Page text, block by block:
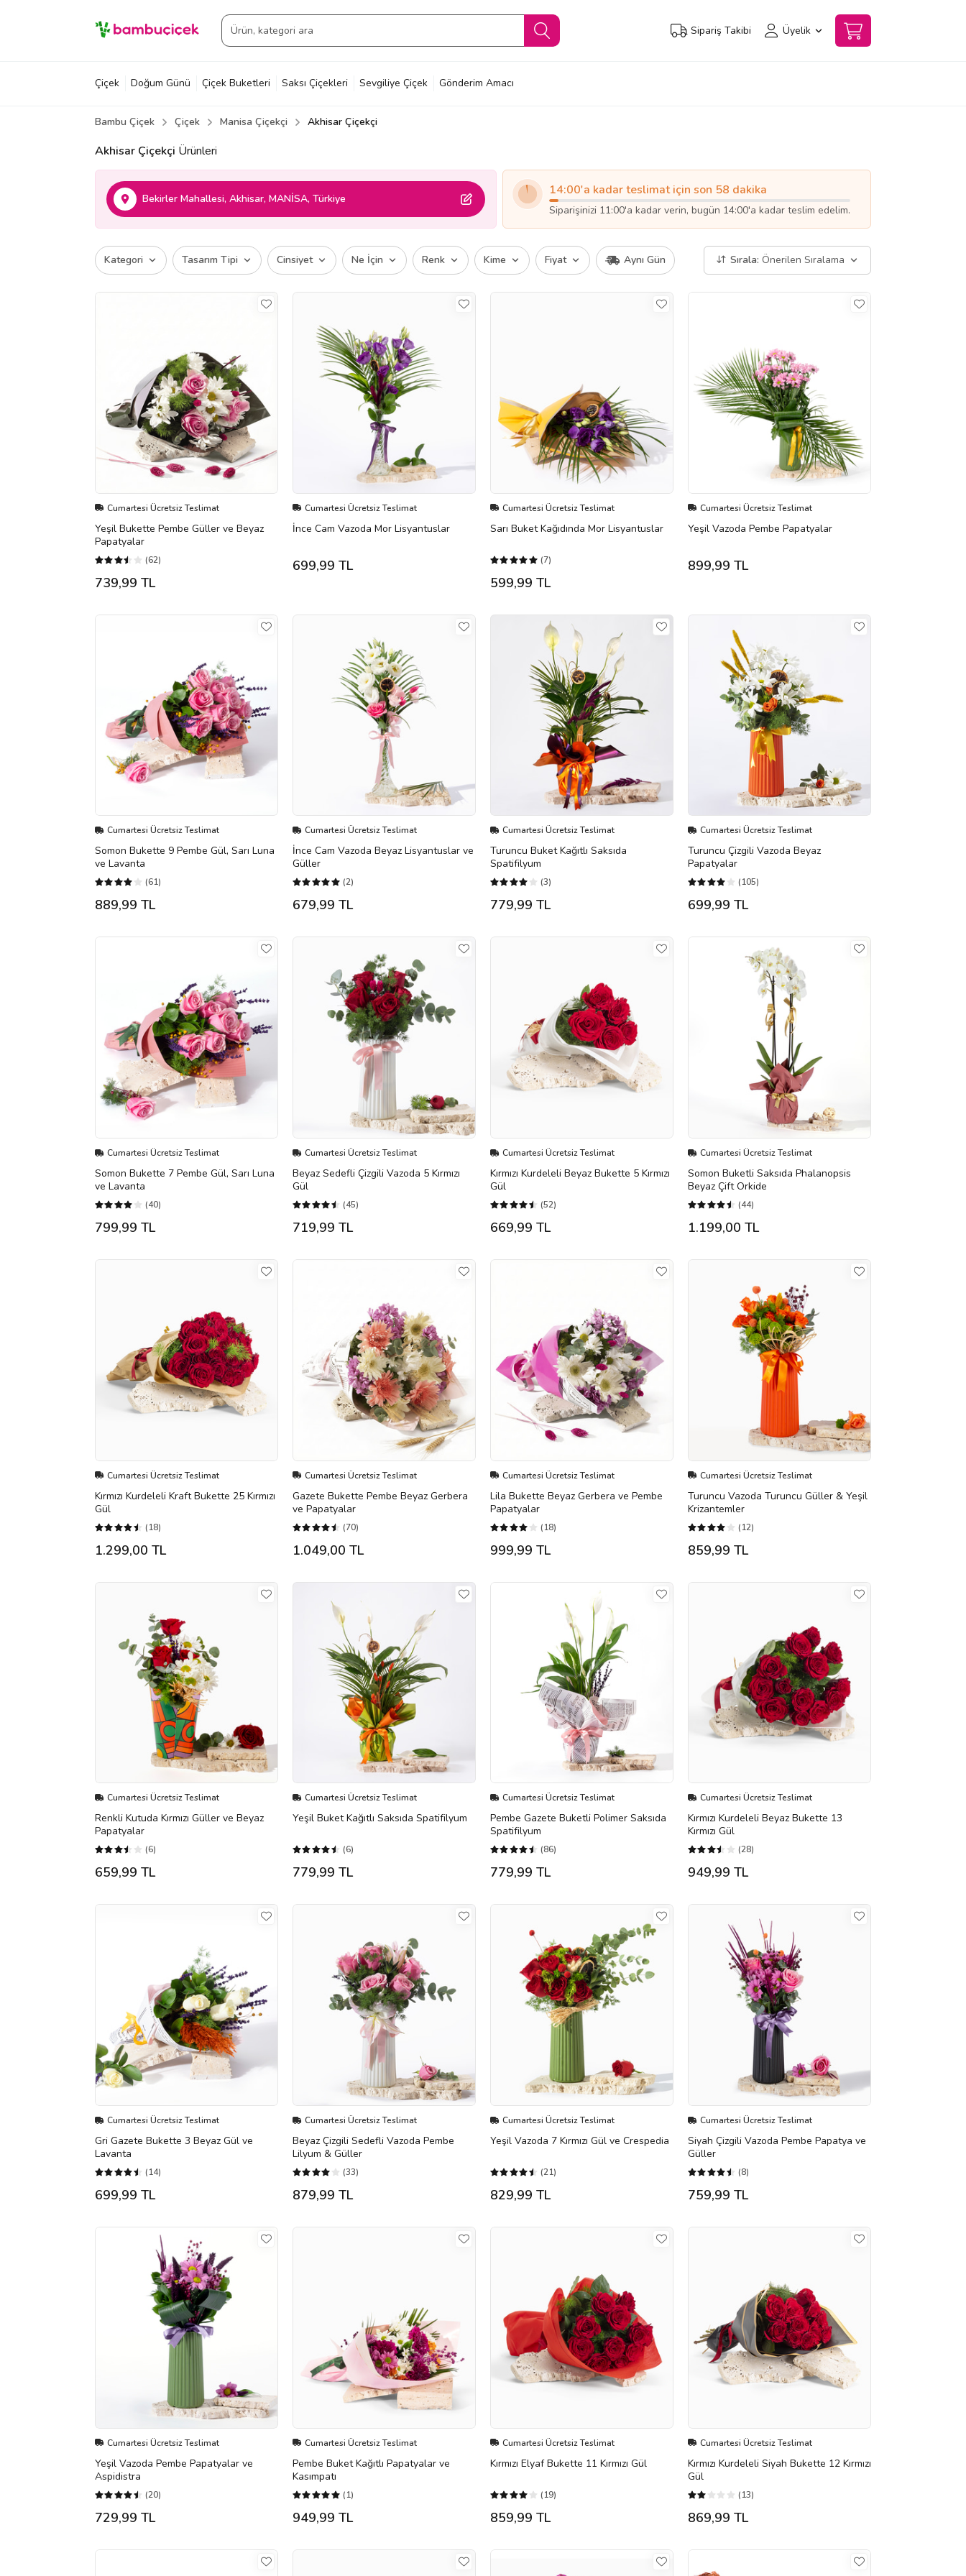
Sipariş Takibi Üyelik
Çiçek Doğum Günü Çiçek Buketleri Saksı Çiçekleri Sevgiliye Çiçek Gönderim Amacı
Bambu Çiçek Çiçek Manisa Çiçekçi Akhisar Çiçekçi
Akhisar Çiçekçi Ürünleri
Bekirler Mahallesi, Akhisar, MANİSA, Türkiye
14:00'a kadar teslimat için son 58 dakika
Siparişinizi 11:00'a kadar verin, bugün 14:00'a kadar teslim edelim.
Kategori Tasarım Tipi Cinsiyet Ne İçin Renk Kime Fiyat Aynı Gün Sırala: Önerilen Sıralama
Cumartesi Ücretsiz Teslimat
Yeşil Bukette Pembe Güller ve Beyaz
Papatyalar
(62)
739,99 TL
Cumartesi Ücretsiz Teslimat
İnce Cam Vazoda Mor Lisyantuslar
699,99 TL
Cumartesi Ücretsiz Teslimat
Sarı Buket Kağıdında Mor Lisyantuslar
(7)
599,99 TL
Cumartesi Ücretsiz Teslimat
Yeşil Vazoda Pembe Papatyalar
899,99 TL
Cumartesi Ücretsiz Teslimat
Somon Bukette 9 Pembe Gül, Sarı Luna
ve Lavanta
(61)
889,99 TL
Cumartesi Ücretsiz Teslimat
İnce Cam Vazoda Beyaz Lisyantuslar ve
Güller
(2)
679,99 TL
Cumartesi Ücretsiz Teslimat
Turuncu Buket Kağıtlı Saksıda
Spatifilyum
(3)
779,99 TL
Cumartesi Ücretsiz Teslimat
Turuncu Çizgili Vazoda Beyaz
Papatyalar
(105)
699,99 TL
Cumartesi Ücretsiz Teslimat
Somon Bukette 7 Pembe Gül, Sarı Luna
ve Lavanta
(40)
799,99 TL
Cumartesi Ücretsiz Teslimat
Beyaz Sedefli Çizgili Vazoda 5 Kırmızı
Gül
(45)
719,99 TL
Cumartesi Ücretsiz Teslimat
Kırmızı Kurdeleli Beyaz Bukette 5 Kırmızı
Gül
(52)
669,99 TL
Cumartesi Ücretsiz Teslimat
Somon Buketli Saksıda Phalanopsis
Beyaz Çift Orkide
(44)
1.199,00 TL
Cumartesi Ücretsiz Teslimat
Kırmızı Kurdeleli Kraft Bukette 25 Kırmızı
Gül
(18)
1.299,00 TL
Cumartesi Ücretsiz Teslimat
Gazete Bukette Pembe Beyaz Gerbera
ve Papatyalar
(70)
1.049,00 TL
Cumartesi Ücretsiz Teslimat
Lila Bukette Beyaz Gerbera ve Pembe
Papatyalar
(18)
999,99 TL
Cumartesi Ücretsiz Teslimat
Turuncu Vazoda Turuncu Güller & Yeşil
Krizantemler
(12)
859,99 TL
Cumartesi Ücretsiz Teslimat
Renkli Kutuda Kırmızı Güller ve Beyaz
Papatyalar
(6)
659,99 TL
Cumartesi Ücretsiz Teslimat
Yeşil Buket Kağıtlı Saksıda Spatifilyum
(6)
779,99 TL
Cumartesi Ücretsiz Teslimat
Pembe Gazete Buketli Polimer Saksıda
Spatifilyum
(86)
779,99 TL
Cumartesi Ücretsiz Teslimat
Kırmızı Kurdeleli Beyaz Bukette 13
Kırmızı Gül
(28)
949,99 TL
Cumartesi Ücretsiz Teslimat
Gri Gazete Bukette 3 Beyaz Gül ve
Lavanta
(14)
699,99 TL
Cumartesi Ücretsiz Teslimat
Beyaz Çizgili Sedefli Vazoda Pembe
Lilyum & Güller
(33)
879,99 TL
Cumartesi Ücretsiz Teslimat
Yeşil Vazoda 7 Kırmızı Gül ve Crespedia
(21)
829,99 TL
Cumartesi Ücretsiz Teslimat
Siyah Çizgili Vazoda Pembe Papatya ve
Güller
(8)
759,99 TL
Cumartesi Ücretsiz Teslimat
Yeşil Vazoda Pembe Papatyalar ve
Aspidistra
(20)
729,99 TL
Cumartesi Ücretsiz Teslimat
Pembe Buket Kağıtlı Papatyalar ve
Kasımpatı
(1)
949,99 TL
Cumartesi Ücretsiz Teslimat
Kırmızı Elyaf Bukette 11 Kırmızı Gül
(19)
859,99 TL
Cumartesi Ücretsiz Teslimat
Kırmızı Kurdeleli Siyah Bukette 12 Kırmızı
Gül
(13)
869,99 TL